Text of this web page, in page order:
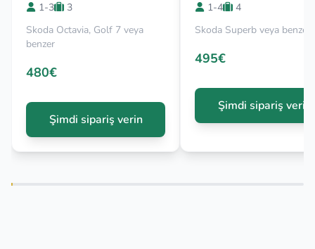
1-3
3
Skoda Octavia, Golf 7 veya
benzer
480€
Şimdi sipariş verin
1-4
4
Skoda Superb veya benzer
495€
Şimdi sipariş verin